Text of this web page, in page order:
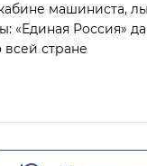
машиниста,
«Единая Россия»
всей стране